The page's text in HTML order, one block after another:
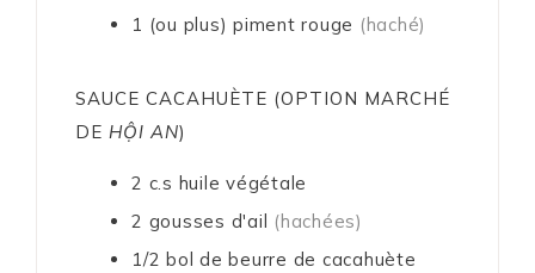
1 (ou plus) piment rouge (haché)
SAUCE CACAHUÈTE (OPTION MARCHÉ
DE HỘI AN)
2 c.s huile végétale
2 gousses d'ail
(hachées)
1/2 bol de beurre de cacahuète